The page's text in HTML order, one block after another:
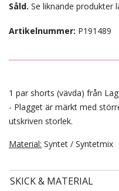
Såld. Se liknande produkter
Artikelnummer: P191489
1 par shorts (vävda) från
- Plagget är märkt med
utskriven storlek.
Material: Syntet / Syntetmix
SKICK & MATERIAL